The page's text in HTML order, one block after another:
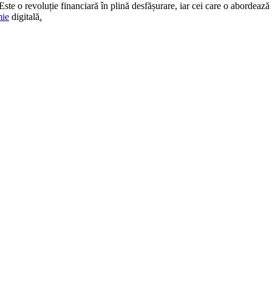
o revoluție financiară în plină desfășurare, iar cei care o
digitală.